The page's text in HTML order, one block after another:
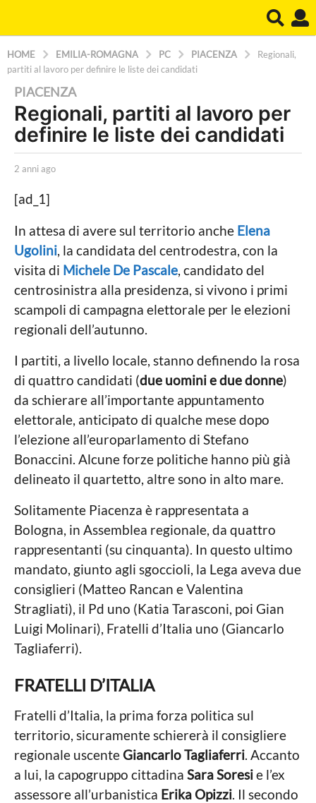
HOME EMILIA-ROMAGNA PC PIACENZA
Regionali,
partiti al lavoro per definire le liste dei candidati
2
a
n
i
a
g
o
2
a
n
n
i
g
o
PIACENZA
Regionali, partiti al lavoro per
definire le liste dei candidati
b
L
a
P
o
l
t
i
c
a
L
c
a
l
e
2 anni ago
a
g
[ad_1]
In attesa di avere sul territorio anche Elena
Ugolini, la candidata del centrodestra, con la
visita di Michele De Pascale, candidato del
centrosinistra alla presidenza, si vivono i primi
scampoli di campagna elettorale per le elezioni
regionali dell’autunno.
I partiti, a livello locale, stanno definendo la rosa
di quattro candidati (due uomini e due donne)
da schierare all’importante appuntamento
elettorale, anticipato di qualche mese dopo
l’elezione all’europarlamento di Stefano
Bonaccini. Alcune forze politiche hanno più già
delineato il quartetto, altre sono in alto mare.
Solitamente Piacenza è rappresentata a
Bologna, in Assemblea regionale, da quattro
rappresentanti (su cinquanta). In questo ultimo
mandato, giunto agli sgoccioli, la Lega aveva due
consiglieri (Matteo Rancan e Valentina
Stragliati), il Pd uno (Katia Tarasconi, poi Gian
Luigi Molinari), Fratelli d’Italia uno (Giancarlo
Tagliaferri).
FRATELLI D’ITALIA
Fratelli d’Italia, la prima forza politica sul
territorio, sicuramente schiererà il consigliere
regionale uscenteGiancarlo Tagliaferri. Accanto
a lui, la capogruppo cittadina Sara Soresie l’ex
assessore all’urbanistica Erika Opizzi. Il secondo